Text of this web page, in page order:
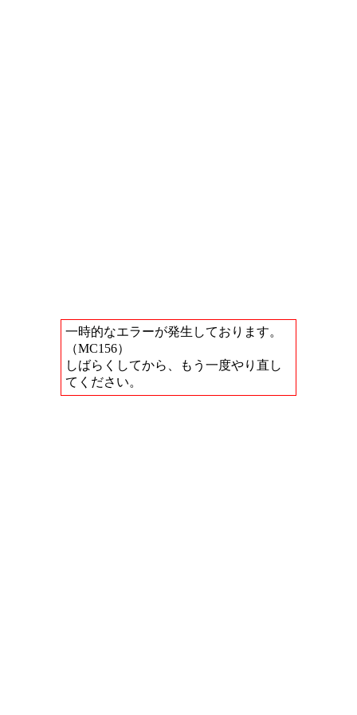
一時的なエラーが発生しております。
（MC156）
しばらくしてから、もう一度やり直し
てください。